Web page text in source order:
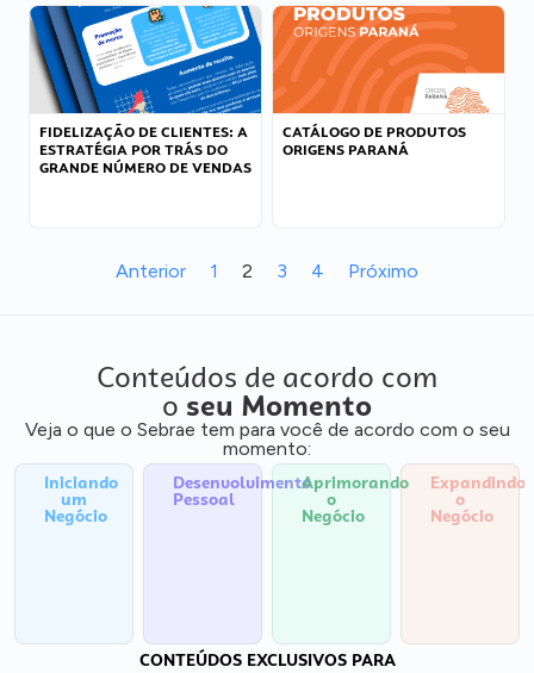
FIDELIZAÇÃO DE CLIENTES: A
ESTRATÉGIA POR TRÁS DO
GRANDE NÚMERO DE VENDAS
CATÁLOGO DE PRODUTOS
ORIGENS PARANÁ
Anterior 1 2 3 4 Próximo
Conteúdos de acordo com
o seu Momento
Veja o que o Sebrae tem para você de acordo com o seu
momento:
Iniciando
um
Negócio
Desenvolvimento
Pessoal
Aprimorando
o
Negócio
Expandindo
o
Negócio
CONTEÚDOS EXCLUSIVOS PARA